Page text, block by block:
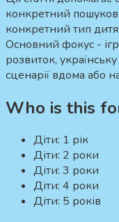
конкретний
конкретний тип
Основний фокус -
розвиток,
сценарії вдома або
Who is this
Діти: 1 рік
Діти: 2 роки
Діти: 3 роки
Діти: 4 роки
Діти: 5 років